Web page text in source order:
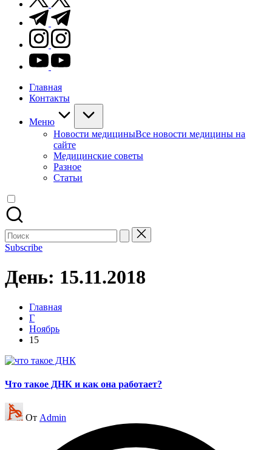
t.me
instagram.com
youtube.com
Главная
Контакты
Меню
Новости медициныВсе новости медицины на
сайте
Медицинские советы
Разное
Статьи
Поиск
для:
Subscribe
День: 15.11.2018
Главная
Г
Ноябрь
15
Что такое ДНК и как она работает?
Запись
от
От Admin